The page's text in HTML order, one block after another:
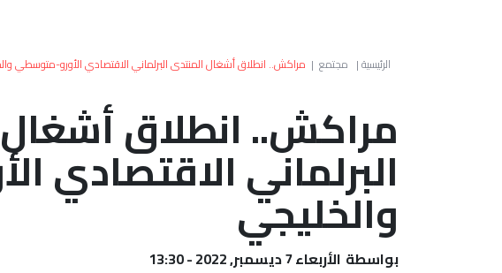
الرئيسية| مجتمع | مراكش.. انطلاق أشغال المنتدى البرلماني الاقتصادي الأورو-متوسطي
مراكش.. انطلاق
البرلماني الاقتصادي
والخليجي
بواسطة الأربعاء 7 ديسمبر, 2022 - 13:30